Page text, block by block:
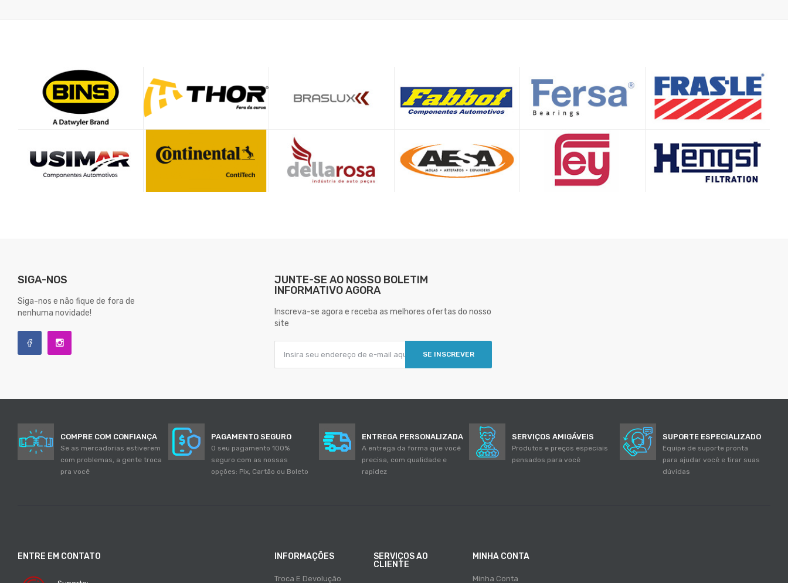
SIGA-NOS
Siga-nos e não fique de fora de
nenhuma novidade!
JUNTE-SE AO NOSSO BOLETIM
INFORMATIVO AGORA
Inscreva-se agora e receba as melhores ofertas do nosso
site
SE INSCREVER
COMPRE COM CONFIANÇA
Se as mercadorias estiverem
com problemas, a gente troca
pra você
PAGAMENTO SEGURO
O seu pagamento 100%
seguro com as nossas
opções: Pix, Cartão ou Boleto
ENTREGA PERSONALIZADA
A entrega da forma que você
precisa, com qualidade e
rapidez
SERVIÇOS AMIGÁVEIS
Produtos e preços especiais
pensados para você
SUPORTE ESPECIALIZADO
Equipe de suporte pronta
para ajudar você e tirar suas
dúvidas
ENTRE EM CONTATO INFORMAÇÕES
Troca E Devolução
SERVIÇOS AO
CLIENTE
MINHA CONTA
Minha Conta